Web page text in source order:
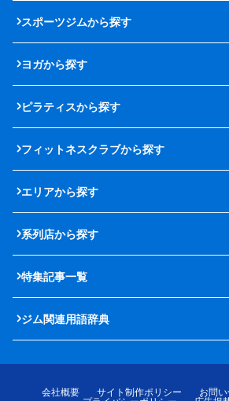
スポーツジムから探す
ヨガから探す
ピラティスから探す
フィットネスクラブから探す
エリアから探す
系列店から探す
特集記事一覧
ジム関連用語辞典
会社概要 サイト制作ポリシー お問